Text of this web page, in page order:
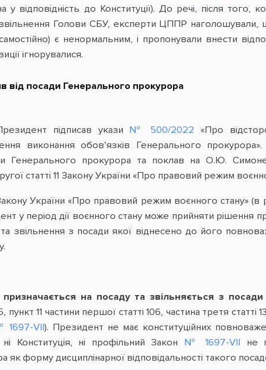
відповідність до Конституції). До речі, після того,
звільнення Голови СБУ, експерти ЦППР
є ненормальним, і пропонували внести
ігнорувалися.
від посади Генерального прокурора
підписав укази № 500/2022 «Про
виконання обов’язків Генерального
Генерального прокурора та поклав на О.Ю.
статті 11 Закону України «Про правовий режим
України «Про правовий режим воєнного стану» (в
у період дії воєнного стану може прийняти рішення
звільнення з посади якої віднесено до його
призначається на посаду та звільняється з
пункт 11 частини першої статті 106, частина третя
1697-VII). Президент не має конституційних
Конституція, ні профільний Закон № 1697-VII не
як форму дисциплінарної відповідальності такого